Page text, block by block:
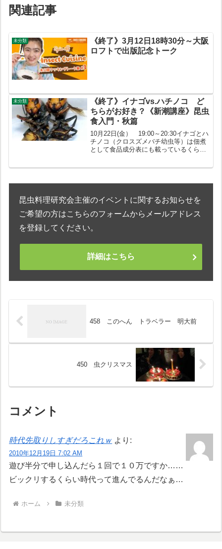
関連記事
未分類
《終了》3月12日18時30分～大阪
ロフトで出版記念トーク
未分類
《終了》イナゴvs.ハチノコ ど
ちらがお好き？《新潮講座》昆虫
食入門・秋篇
10月22日(金） 19:00～20:30イナゴとハ
チノコ（クロスズメバチ幼虫等）は佃煮
として食品成分表にも載っているくらい
昆虫料理研究会主催のイベントに関するお知らせを
ご希望の方はこちらのフォームからメールアドレス
を登録してください。
詳細はこちら
458 このへん トラベラー 明大前
450 虫クリスマス
コメント
時代先取りしすぎだろこれｗ より:
2010年12月19日 7:02 AM
遊び半分で申し込んだら１回で１０万ですか……
ビックリするくらい時代って進んでるんだなぁ…
ホーム 未分類